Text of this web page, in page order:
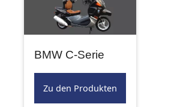
BMW C-Serie
Zu den Produkten